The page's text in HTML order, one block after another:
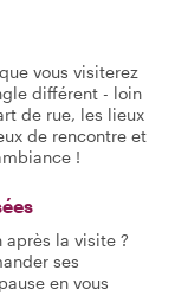
vous visiterez
différent - loin
de rue, les lieux
de rencontre et
!
après la visite ?
ses
en vous